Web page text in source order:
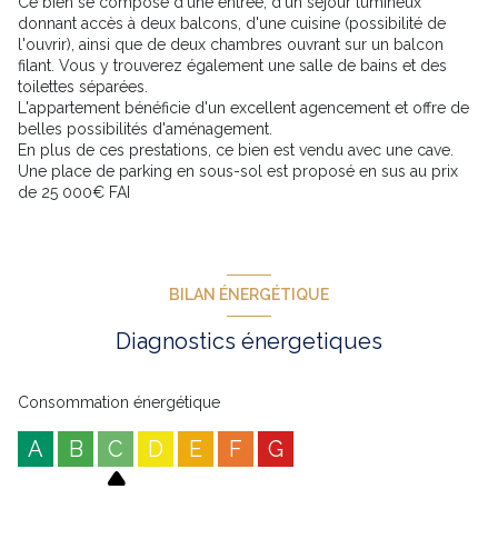
donnant accès à deux balcons, d'une cuisine (possibilité de
l'ouvrir), ainsi que de deux chambres ouvrant sur un balcon
filant. Vous y trouverez également une salle de bains et des
toilettes séparées.
L'appartement bénéficie d'un excellent agencement et offre de
belles possibilités d'aménagement.
En plus de ces prestations, ce bien est vendu avec une cave.
Une place de parking en sous-sol est proposé en sus au prix
de 25 000€ FAI
BILAN ÉNERGÉTIQUE
Diagnostics énergetiques
Consommation énergétique
A B C D E F G